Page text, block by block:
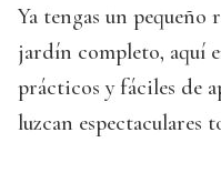
Ya tengas un
jardín completo, aquí
prácticos y fáciles de
luzcan espectaculares